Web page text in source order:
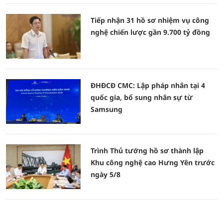
Tiếp nhận 31 hồ sơ nhiệm vụ công
nghệ chiến lược gần 9.700 tỷ đồng
ĐHĐCĐ CMC: Lập pháp nhân tại 4
quốc gia, bổ sung nhân sự từ
Samsung
Trình Thủ tướng hồ sơ thành lập
Khu công nghệ cao Hưng Yên trước
ngày 5/8